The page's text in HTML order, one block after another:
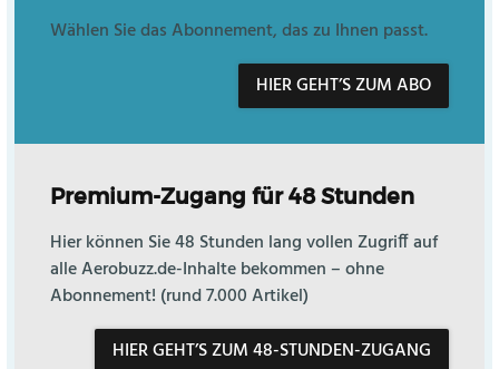
Wählen Sie das Abonnement, das zu Ihnen passt.
HIER GEHT’S ZUM ABO
Premium-Zugang für 48 Stunden
Hier können Sie 48 Stunden lang vollen Zugriff auf
alle Aerobuzz.de-Inhalte bekommen – ohne
Abonnement! (rund 7.000 Artikel)
HIER GEHT’S ZUM 48-STUNDEN-ZUGANG